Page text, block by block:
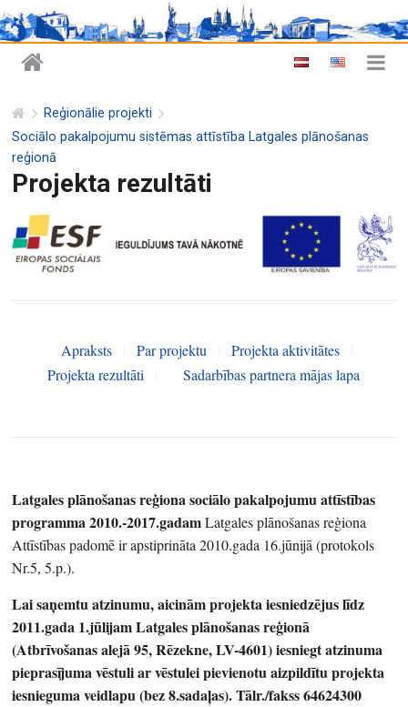
Reģionālie projekti
Sociālo pakalpojumu sistēmas attīstība Latgales plānošanas
reģionā
Projekta rezultāti
Apraksts Par projektu Projekta aktivitātes
Projekta rezultāti
Sadarbības partnera mājas lapa
Latgales plānošanas reģiona sociālo pakalpojumu attīstības
programma 2010.-2017.gadamLatgales plānošanas reģiona
Attīstības padomē ir apstiprināta 2010.gada 16.jūnijā (protokols
Nr.5, 5.p.).
Lai saņemtu atzinumu, aicinām projekta iesniedzējus līdz
2011.gada 1.jūlijam Latgales plānošanas reģionā
(Atbrīvošanas alejā 95, Rēzekne, LV-4601) iesniegt atzinuma
pieprasījuma vēstuli ar vēstulei pievienotu aizpildītu projekta
iesnieguma veidlapu (bez 8.sadaļas). Tālr./fakss 64624300